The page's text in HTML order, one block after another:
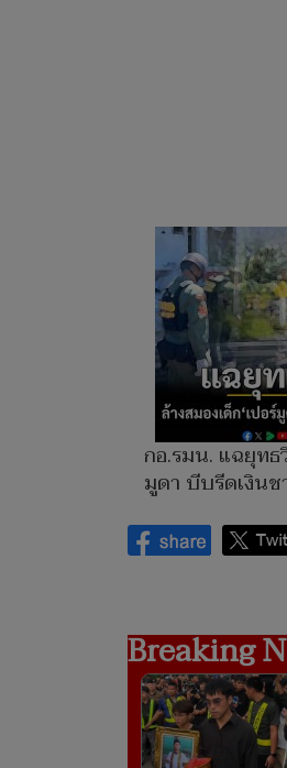
กอ.รมน. แฉยุทธ
มูดา บีบรีดเงิน
Breaking